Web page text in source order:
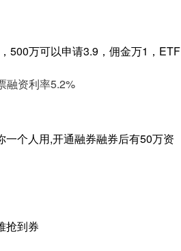
500万可以申请3.9，佣金万1，ETF
融资利率5.2%
个人用,开通融券融券后有50万资
抢到券